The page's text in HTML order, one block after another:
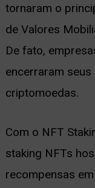
tornaram o
de Valores
De fato,
encerraram
criptomoedas.
Com o NFT
staking NFTs
recompensas